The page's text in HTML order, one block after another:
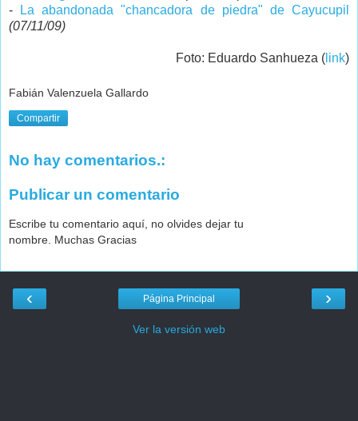
-
La abandonada "chancadora de piedra" de Cayucupil
(07/11/09)
Foto: Eduardo Sanhueza ( link)
Fabián Valenzuela Gallardo
Compartir
No hay comentarios.:
Publicar un comentario
Escribe tu comentario aquí, no olvides dejar tu
nombre. Muchas Gracias
‹ ›
Página Principal
Ver la versión web